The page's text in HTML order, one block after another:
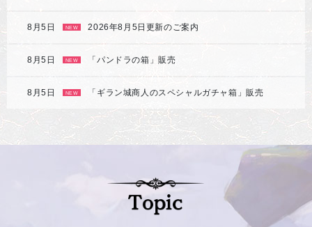
8月5日 NEW 2026年8月5日更新のご案内
8月5日 NEW 「パンドラの箱」販売
8月5日 NEW 「ギラン城商人のスペシャルガチャ箱」販売